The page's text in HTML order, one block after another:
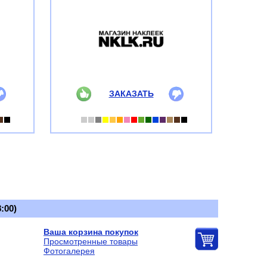
ЗАКАЗАТЬ
Ваша корзина покупок
Просмотренные товары
Фотогалерея